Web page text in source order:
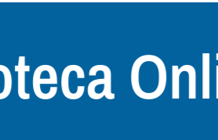
Online